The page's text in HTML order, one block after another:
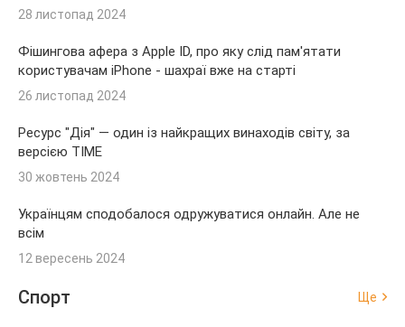
28 листопад 2024
Фішингова афера з Apple ID, про яку слід пам'ятати
користувачам iPhone - шахраї вже на старті
26 листопад 2024
Ресурс "Дія" — один із найкращих винаходів світу, за
версією TIME
30 жовтень 2024
Українцям сподобалося одружуватися онлайн. Але не
всім
12 вересень 2024
Спорт Ще